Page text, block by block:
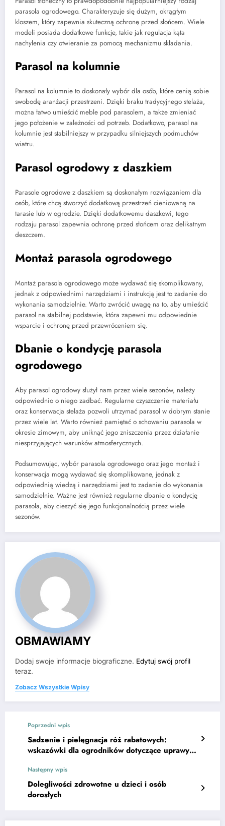
parasola ogrodowego. Charakteryzuje się dużym, okrągłym
kloszem, który zapewnia skuteczną ochronę przed słońcem. Wiele
modeli posiada dodatkowe funkcje, takie jak regulacja kąta
nachylenia czy otwieranie za pomocą mechanizmu składania.
Parasol na kolumnie
Parasol na kolumnie to doskonały wybór dla osób, które cenią sobie
swobodę aranżacji przestrzeni. Dzięki braku tradycyjnego stelaża,
można łatwo umieścić meble pod parasolem, a także zmieniać
jego położenie w zależności od potrzeb. Dodatkowo, parasol na
kolumnie jest stabilniejszy w przypadku silniejszych podmuchów
wiatru.
Parasol ogrodowy z daszkiem
Parasole ogrodowe z daszkiem są doskonałym rozwiązaniem dla
osób, które chcą stworzyć dodatkową przestrzeń cieniowaną na
tarasie lub w ogrodzie. Dzięki dodatkowemu daszkowi, tego
rodzaju parasol zapewnia ochronę przed słońcem oraz delikatnym
deszczem.
Montaż parasola ogrodowego
Montaż parasola ogrodowego może wydawać się skomplikowany,
jednak z odpowiednimi narzędziami i instrukcją jest to zadanie do
wykonania samodzielnie. Warto zwrócić uwagę na to, aby umieścić
parasol na stabilnej podstawie, która zapewni mu odpowiednie
wsparcie i ochronę przed przewróceniem się.
Dbanie o kondycję parasola
ogrodowego
Aby parasol ogrodowy służył nam przez wiele sezonów, należy
odpowiednio o niego zadbać. Regularne czyszczenie materiału
oraz konserwacja stelaża pozwoli utrzymać parasol w dobrym stanie
przez wiele lat. Warto również pamiętać o schowaniu parasola w
okresie zimowym, aby uniknąć jego zniszczenia przez działanie
niesprzyjających warunków atmosferycznych.
Podsumowując, wybór parasola ogrodowego oraz jego montaż i
konserwacja mogą wydawać się skomplikowane, jednak z
odpowiednią wiedzą i narzędziami jest to zadanie do wykonania
samodzielnie. Ważne jest również regularne dbanie o kondycję
parasola, aby cieszyć się jego funkcjonalnością przez wiele
sezonów.
OBMAWIAMY
Dodaj swoje informacje biograficzne. Edytuj swój profil
teraz.
Zobacz Wszystkie Wpisy
Poprzedni wpis
Sadzenie i pielęgnacja róż rabatowych:
wskazówki dla ogrodników dotyczące uprawy
Następny wpis
Dolegliwości zdrowotne u dzieci i osób
dorosłych